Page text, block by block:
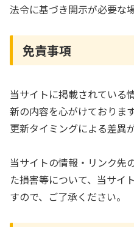
法令に基づき開示が必要な
免責事項
当サイトに掲載されている
新の内容を心がけておりま
更新タイミングによる差異
当サイトの情報・リンク先
た損害等について、当サイ
すので、ご了承ください。